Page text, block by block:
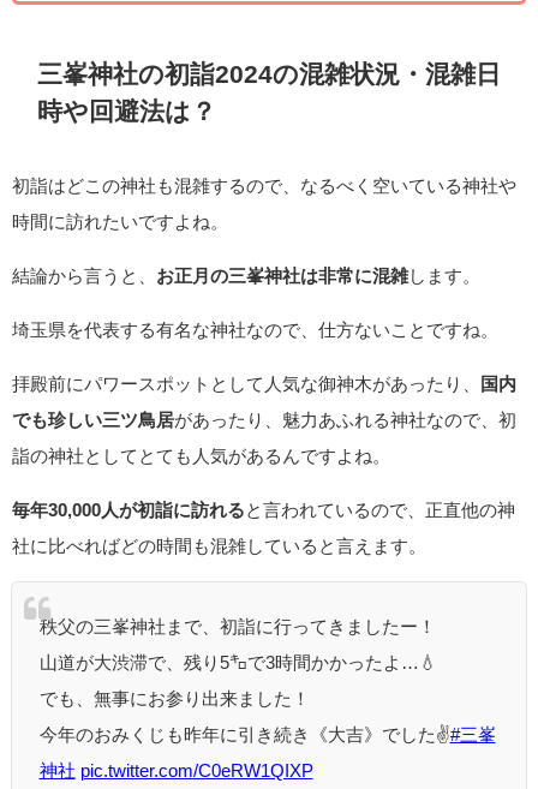
三峯神社の初詣2024の混雑状況・混雑日
時や回避法は？
初詣はどこの神社も混雑するので、なるべく空いている神社や
時間に訪れたいですよね。
結論から言うと、 お正月の三峯神社は非常に混雑します。
埼玉県を代表する有名な神社なので、仕方ないことですね。
拝殿前にパワースポットとして人気な御神木があったり、
国内
でも珍しい三ツ鳥居があったり、魅力あふれる神社なので、初
詣の神社としてとても人気があるんですよね。
毎年30,000人が初詣に訪れる と言われているので、正直他の神
社に比べればどの時間も混雑していると言えます。
秩父の三峯神社まで、初詣に行ってきましたー！
山道が大渋滞で、残り5㌔で3時間かかったよ…💧
でも、無事にお参り出来ました！
今年のおみくじも昨年に引き続き《大吉》でした✌️#三峯
神社 pic.twitter.com/C0eRW1QIXP